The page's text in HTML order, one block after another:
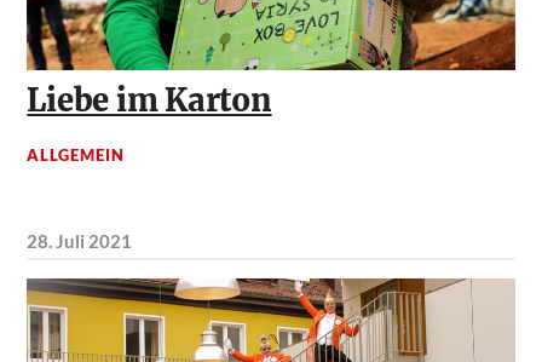
Liebe im Karton
ALLGEMEIN
28. Juli 2021